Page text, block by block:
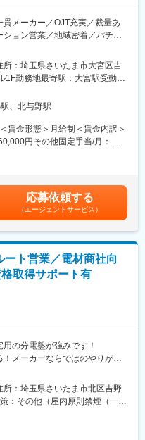
代の社員構成です。成績を競
スで業務を行っていただける
がニッチである為、常に需要
はありますが、個人で数値を
の為、ライフワークバランスを
ります。
究施設などで必要となるシス
波コンポーネントなどを独自
占めるインフラ分野の割合が
、新しい成長分野に挑戦しや
メーカー／OJT充実／裁量あ
ョン営業／地域密着／パチン
でスケジュールを組みなが
に対して営業（商談）を行っ
たホール様に対して、納品時
認他）や開店時の立会い（ど
などの動向確認他）、開店し
ていくため、コンサルティン
拠点長のフォローを受けなが
。
様々な場面に同行して独り立
ますが新機種納品時は夜22時
ックスを導入しております。
所：埼玉県さいたま市大宮区吉
勤務地最寄駅：大宮駅受動喫
更の範囲：会社の定める事業
、北与野駅
賃金形態＞月給制＜賃金内訳＞
円その他固定手当/月：
※経験・スキル、年齢を考慮の
賞与：年2回（6月、12月）■昇
も目安の金額であり、選考を通
給(月額)は固定手当を含めた表
応募依頼する
（エージェントサービス）
ート営業／電材商社向
取得サポート有
の分電盤が強みです！
メーカーならではのやりがい
休暇等プライベート充実！
盤」について＞
盤で分配されて家の中のコン
所：埼玉県さいたま市北区吉野
：その他（屋内原則禁煙（一部
：会社の定める事業所